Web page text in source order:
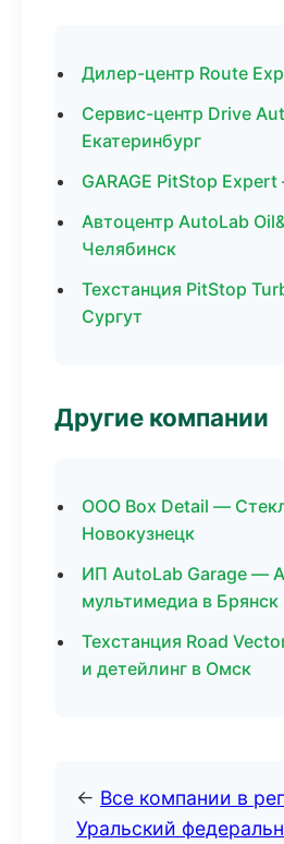
Дилер-центр Route
Сервис-центр Drive
Екатеринбург
GARAGE PitStop
Автоцентр AutoLab
Челябинск
Техстанция PitStop
Сургут
Другие компании
ООО Box Detail —
Новокузнецк
ИП AutoLab Garage —
мультимедиа в Брянск
Техстанция Road
и детейлинг в Омск
← Все компании в
Уральский